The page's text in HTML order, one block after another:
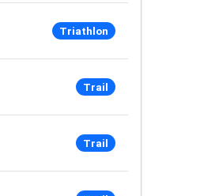
Triathlon
Trail
Trail